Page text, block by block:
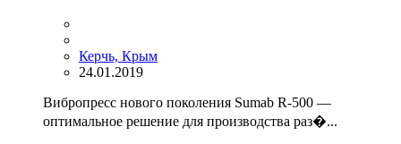
Керчь, Крым
24.01.2019
Вибропресс нового поколения Sumab R-500 —
оптимальное решение для производства раз�...